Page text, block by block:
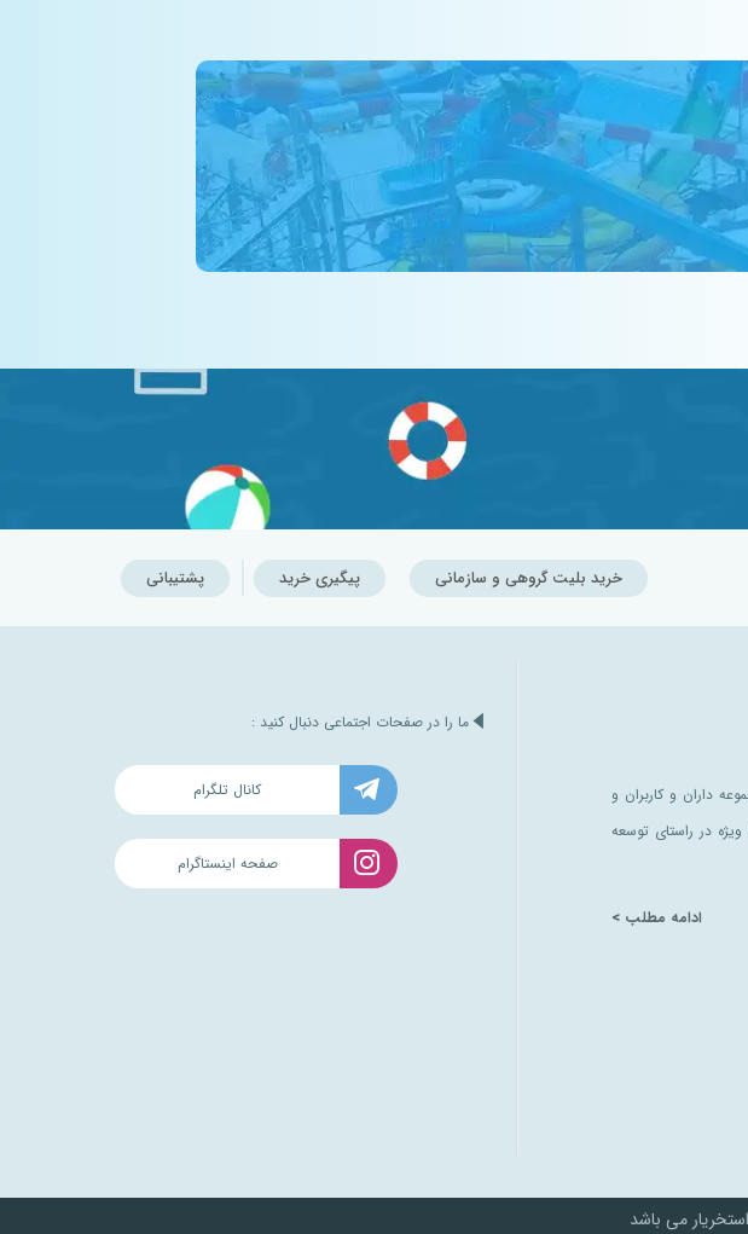
خرید بلیت گروهی و سازمانی پیگیری خرید پشتیبانی
داران و کاربران و
در راستای توسعه
ادامه مطلب >
ما را در صفحات اجتماعی دنبال کنید :
کانال تلگرام
صفحه اینستاگرام
می باشد